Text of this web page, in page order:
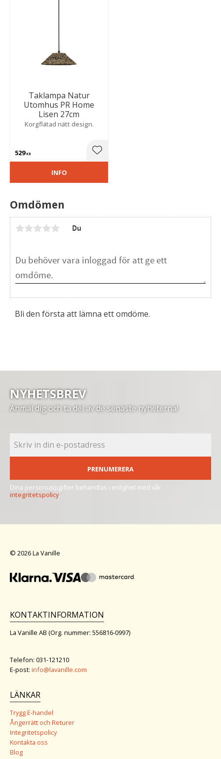
Omdömen
Du
Bli den första att lämna ett omdöme.
Taklampa Natur
Utomhus PR Home
Lisen 27cm
Korgflätad nätt design.
529KR Lägg till i favoriter
INFO
NYHETSBREV
Anmäl dig och ta del av de senaste nyheterna!
PRENUMERERA
Dina personuppgifter behandlas i enlighet med vår
integritetspolicy.
© 2026 La Vanille
KONTAKTINFORMATION
La Vanille AB (Org. nummer: 556816-0997)
Telefon: 031-121210
E-post: info@lavanille.com
LÄNKAR
Trygg E-handel
Ångerrätt och Returer
Integritetspolicy
Kontakta oss
Blog